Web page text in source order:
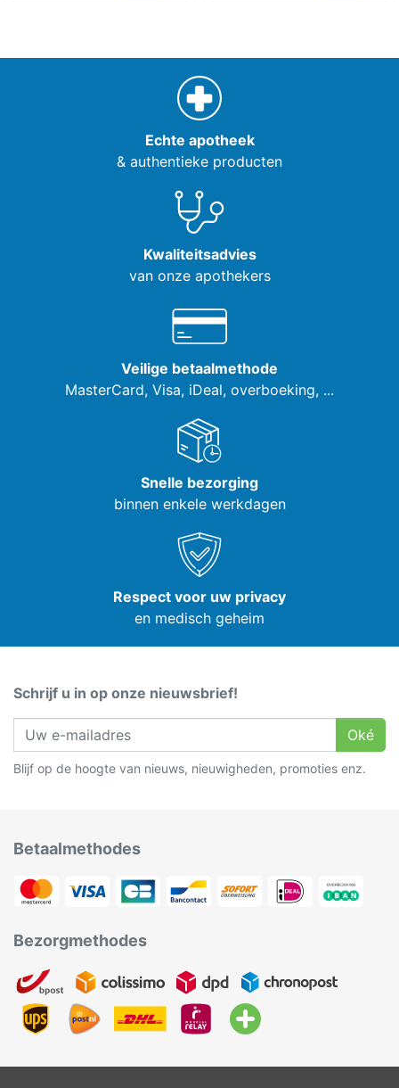
Echte apotheek
& authentieke producten
Kwaliteitsadvies
van onze apothekers
Veilige betaalmethode
MasterCard, Visa, iDeal, overboeking, ...
Snelle bezorging
binnen enkele werkdagen
Respect voor uw privacy
en medisch geheim
Schrijf u in op onze nieuwsbrief!
Oké
Blijf op de hoogte van nieuws, nieuwigheden, promoties enz.
Betaalmethodes
Bezorgmethodes